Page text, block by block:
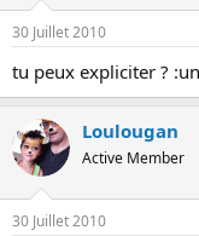
30 Juillet 2010
tu peux expliciter ?
Loulougan
Active Member
30 Juillet 2010